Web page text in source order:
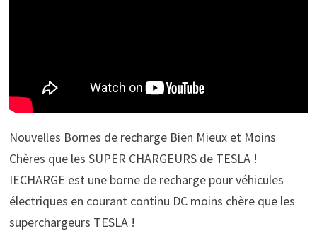
Nouvelles Bornes de recharge Bien Mieux et Moins
Chères que les SUPER CHARGEURS de TESLA !
IECHARGE est une borne de recharge pour véhicules
électriques en courant continu DC moins chère que les
superchargeurs TESLA !